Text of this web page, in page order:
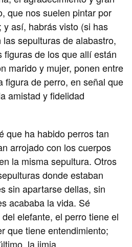
que nos suelen pintar por
así, habrás visto (si has
sepulturas de alabastro,
figuras de los que allí están
marido y mujer, ponen entre
figura de perro, en señal que
amistad y fidelidad
ha habido perros tan
arrojado con los cuerpos
la misma sepultura. Otros
donde estaban
sin apartarse dellas, sin
acababa la vida. Sé
elefante, el perro tiene el
que tiene entendimiento;
la jimia.